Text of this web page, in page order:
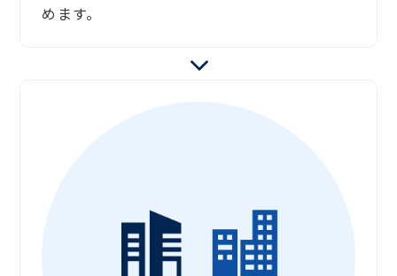
めます。